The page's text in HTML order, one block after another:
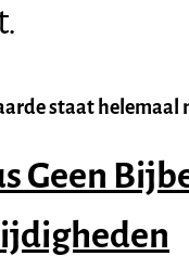
staat helemaal
Geen